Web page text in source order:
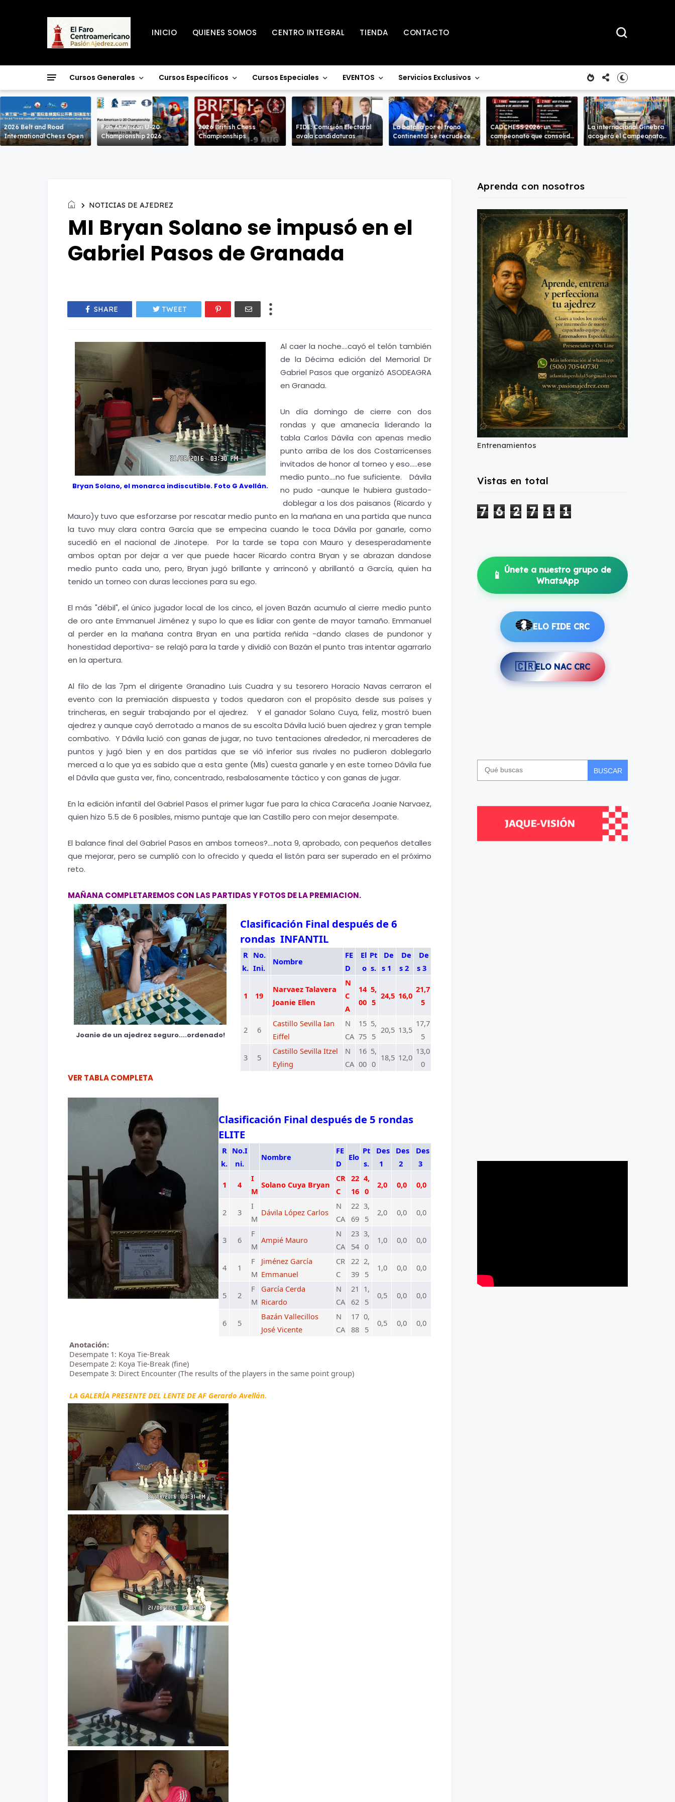
INICIO QUIENES SOMOS CENTRO INTEGRAL TIENDA CONTACTO
Cursos Generales Cursos Específicos Cursos Especiales EVENTOS Servicios Exclusivos
2026 Belt and Road
International Chess Open
Pan American U-20
Championship 2026
2026 British Chess
Championships
FIDE: Comisión Electoral
avala candidaturas
La batalla por el trono
Continental se recrudece
en la Sub-18 en ambas
CADCHESS 2026: un
campeonato que consolida
una nueva tradición en el
La internacional Ginebra
acogerá el Campeonato
del Mundo
NOTICIAS DE AJEDREZ
MI Bryan Solano se impusó en el
Gabriel Pasos de Granada
SHARE TWEET
Bryan Solano, el monarca indiscutible. Foto G Avellán.
Al caer la noche....cayó el telón también
de la Décima edición del Memorial Dr
Gabriel Pasos que organizó ASODEAGRA
en Granada.
Un día domingo de cierre con dos
rondas y que amanecía liderando la
tabla Carlos Dávila con apenas medio
punto arriba de los dos Costarricenses
invitados de honor al torneo y eso.....ese
medio punto....no fue suficiente. Dávila
no pudo -aunque le hubiera gustado-
doblegar a los dos paisanos (Ricardo y
Mauro)y tuvo que esforzarse por rescatar medio punto en la mañana en una partida que nunca
la tuvo muy clara contra García que se empecina cuando le toca Dávila por ganarle, como
sucedió en el nacional de Jinotepe. Por la tarde se topa con Mauro y desesperadamente
ambos optan por dejar a ver que puede hacer Ricardo contra Bryan y se abrazan dandose
medio punto cada uno, pero, Bryan jugó brillante y arrinconó y abrillantó a García, quien ha
tenido un torneo con duras lecciones para su ego.
El más "débil", el único jugador local de los cinco, el joven Bazán acumulo al cierre medio punto
de oro ante Emmanuel Jiménez y supo lo que es lidiar con gente de mayor tamaño. Emmanuel
al perder en la mañana contra Bryan en una partida reñida -dando clases de pundonor y
honestidad deportiva- se relajó para la tarde y dividió con Bazán el punto tras intentar agarrarlo
en la apertura.
Al filo de las 7pm el dirigente Granadino Luis Cuadra y su tesorero Horacio Navas cerraron el
evento con la premiación dispuesta y todos quedaron con el propósito desde sus países y
trincheras, en seguir trabajando por el ajedrez. Y el ganador Solano Cuya, feliz, mostró buen
ajedrez y aunque cayó derrotado a manos de su escolta Dávila lució buen ajedrez y gran temple
combativo. Y Dávila lució con ganas de jugar, no tuvo tentaciones alrededor, ni mercaderes de
puntos y jugó bien y en dos partidas que se vió inferior sus rivales no pudieron doblegarlo
merced a lo que ya es sabido que a esta gente (MIs) cuesta ganarle y en este torneo Dávila fue
el Dávila que gusta ver, fino, concentrado, resbalosamente táctico y con ganas de jugar.
En la edición infantil del Gabriel Pasos el primer lugar fue para la chica Caraceña Joanie Narvaez,
quien hizo 5.5 de 6 posibles, mismo puntaje que Ian Castillo pero con mejor desempate.
El balance final del Gabriel Pasos en ambos torneos?....nota 9, aprobado, con pequeños detalles
que mejorar, pero se cumplió con lo ofrecido y queda el listón para ser superado en el próximo
reto.
MAÑANA COMPLETAREMOS CON LAS PARTIDAS Y FOTOS DE LA PREMIACION.
Joanie de un ajedrez seguro....ordenado!
Clasificación Final después de 6
rondas INFANTIL
R
k.
No.
Ini.
Nombre
FE
D
El
o
Pt
s.
De
s 1
De
s 2
De
s 3
1 19
Narvaez Talavera
Joanie Ellen
N
C
A
14
00
5,
5
24,5 16,0
21,7
5
2 6
Castillo Sevilla Ian
Eiffel
N
CA
15
75
5,
5
20,5 13,5
17,7
5
3 5
Castillo Sevilla Itzel
Eyling
N
CA
16
00
5,
0
18,5 12,0
13,0
0
VER TABLA COMPLETA
Clasificación Final después de 5 rondas
ELITE
R
k.
No.I
ni.
Nombre
FE
D
Elo
Pt
s.
Des
1
Des
2
Des
3
1 4
I
M
Solano Cuya Bryan
CR
C
22
16
4,
0
2,0 0,0 0,0
2 3
I
M
Dávila López Carlos
N
CA
22
69
3,
5
2,0 0,0 0,0
3 6
F
M
Ampié Mauro
N
CA
23
54
3,
0
1,0 0,0 0,0
4 1
F
M
Jiménez García
Emmanuel
CR
C
22
39
2,
5
1,0 0,0 0,0
5 2
F
M
García Cerda
Ricardo
N
CA
21
62
1,
5
0,5 0,0 0,0
6 5
Bazán Vallecillos
José Vicente
N
CA
17
88
0,
5
0,5 0,0 0,0
Anotación:
Desempate 1: Koya Tie-Break
Desempate 2: Koya Tie-Break (fine)
Desempate 3: Direct Encounter (The results of the players in the same point group)
LA GALERÍA PRESENTE DEL LENTE DE AF Gerardo Avellán.
Aprenda con nosotros
Entrenamientos
Vistas en total
7 6 2 7 1 1
📱 Únete a nuestro grupo de
WhatsApp
ELO FIDE CRC
🇨🇷ELO NAC CRC
BUSCAR